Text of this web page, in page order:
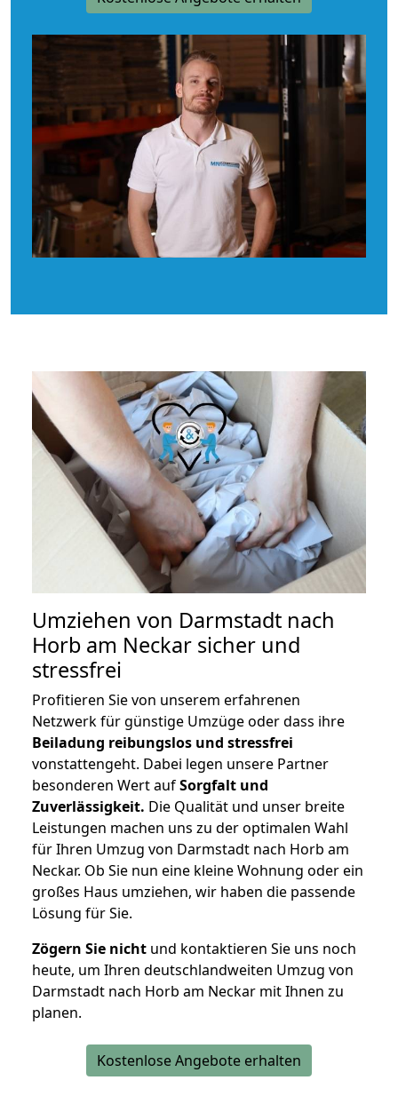
Umziehen von Darmstadt nach
Horb am Neckar sicher und
stressfrei
Profitieren Sie von unserem erfahrenen
Netzwerk für günstige Umzüge oder dass ihre
Beiladung reibungslos und stressfrei
vonstattengeht. Dabei legen unsere Partner
besonderen Wert aufSorgfalt und
Zuverlässigkeit. Die Qualität und unser breite
Leistungen machen uns zu der optimalen Wahl
für Ihren Umzug von Darmstadt nach Horb am
Neckar. Ob Sie nun eine kleine Wohnung oder ein
großes Haus umziehen, wir haben die passende
Lösung für Sie.
Zögern Sie nicht und kontaktieren Sie uns noch
heute, um Ihren deutschlandweiten Umzug von
Darmstadt nach Horb am Neckar mit Ihnen zu
planen.
Kostenlose Angebote erhalten